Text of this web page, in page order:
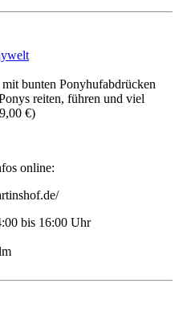
bunten Ponyhufabdrücken
reiten, führen und viel
€)
online:
bis 16:00 Uhr